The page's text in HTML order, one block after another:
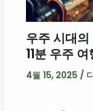
우주 시대
11분 우주
4월 15, 2025 /